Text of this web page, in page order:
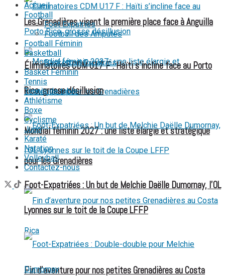
Les Grenadières visent la première place face à Anguilla
Mondial féminin 2027 : une liste élargie et stratégique
pour les Grenadières
Fin d’aventure pour nos petites Grenadières au Costa
Éliminatoires CDM U17 F : Haïti s’incline face au Porto
Rico, grosse désillusion
Foot-Expatriées : Un but de Melchie Daëlle Dumornay, l’OL
Lyonnes sur le toit de la Coupe LFFP
Accueil
Football
Foot Expatriés
Football des Amputés
Football Féminin
Basketball
Basketball Expatriés
Basket Féminin
Tennis
Tennis de table
Athlétisme
Boxe
Cyclisme
Judo
Karaté
Natation
Volleyball
Contactez-nous